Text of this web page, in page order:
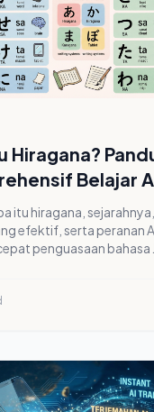
Hiragana?
Belajar
untuk
itu hiragana,
efektif, serta peranan
penguasaan bahasa